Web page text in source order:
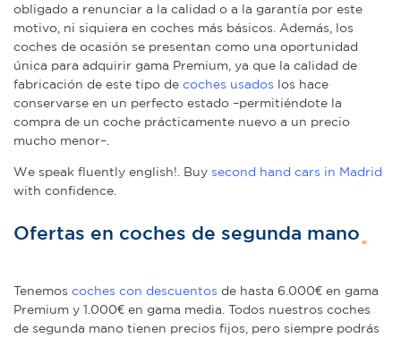
obligado a renunciar a la calidad o a la garantía por este
motivo, ni siquiera en coches más básicos. Además, los
coches de ocasión se presentan como una oportunidad
única para adquirir gama Premium, ya que la calidad de
fabricación de este tipo de coches usados los hace
conservarse en un perfecto estado –permitiéndote la
compra de un coche prácticamente nuevo a un precio
mucho menor–.
We speak fluently english!. Buy second hand cars in Madrid
with confidence.
Ofertas en coches de segunda mano
Tenemos coches con descuentos de hasta 6.000€ en gama
Premium y 1.000€ en gama media. Todos nuestros coches
de segunda mano tienen precios fijos, pero siempre podrás